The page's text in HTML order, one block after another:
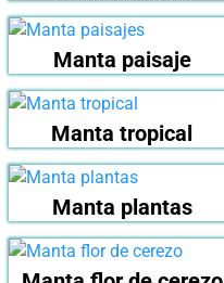
Manta paisaje
Manta tropical
Manta plantas